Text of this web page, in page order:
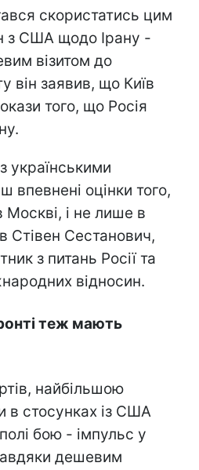
скористатись цим
з США щодо Ірану -
візитом до
він заявив, що Київ
того, що Росія
українськими
впевнені оцінки того,
Москві, і не лише в
Стівен Сестанович,
з питань Росії та
відносин.
теж мають
найбільшою
в стосунках із США
полі бою - імпульс у
дешевим